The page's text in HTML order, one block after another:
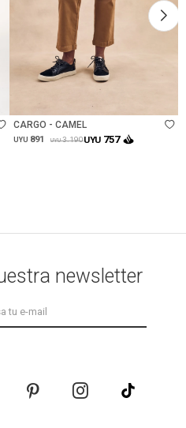
CARGO - CAMEL
UYU 891 UYU 3.190UYU 757
newsletter
 